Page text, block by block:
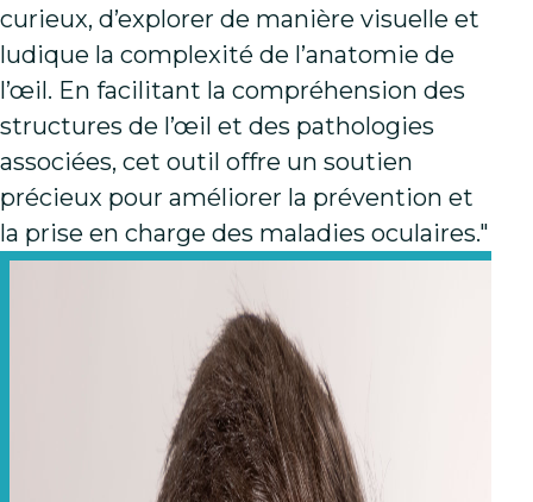
curieux, d’explorer de manière visuelle et
ludique la complexité de l’anatomie de
l’œil. En facilitant la compréhension des
structures de l’œil et des pathologies
associées, cet outil offre un soutien
précieux pour améliorer la prévention et
la prise en charge des maladies oculaires."